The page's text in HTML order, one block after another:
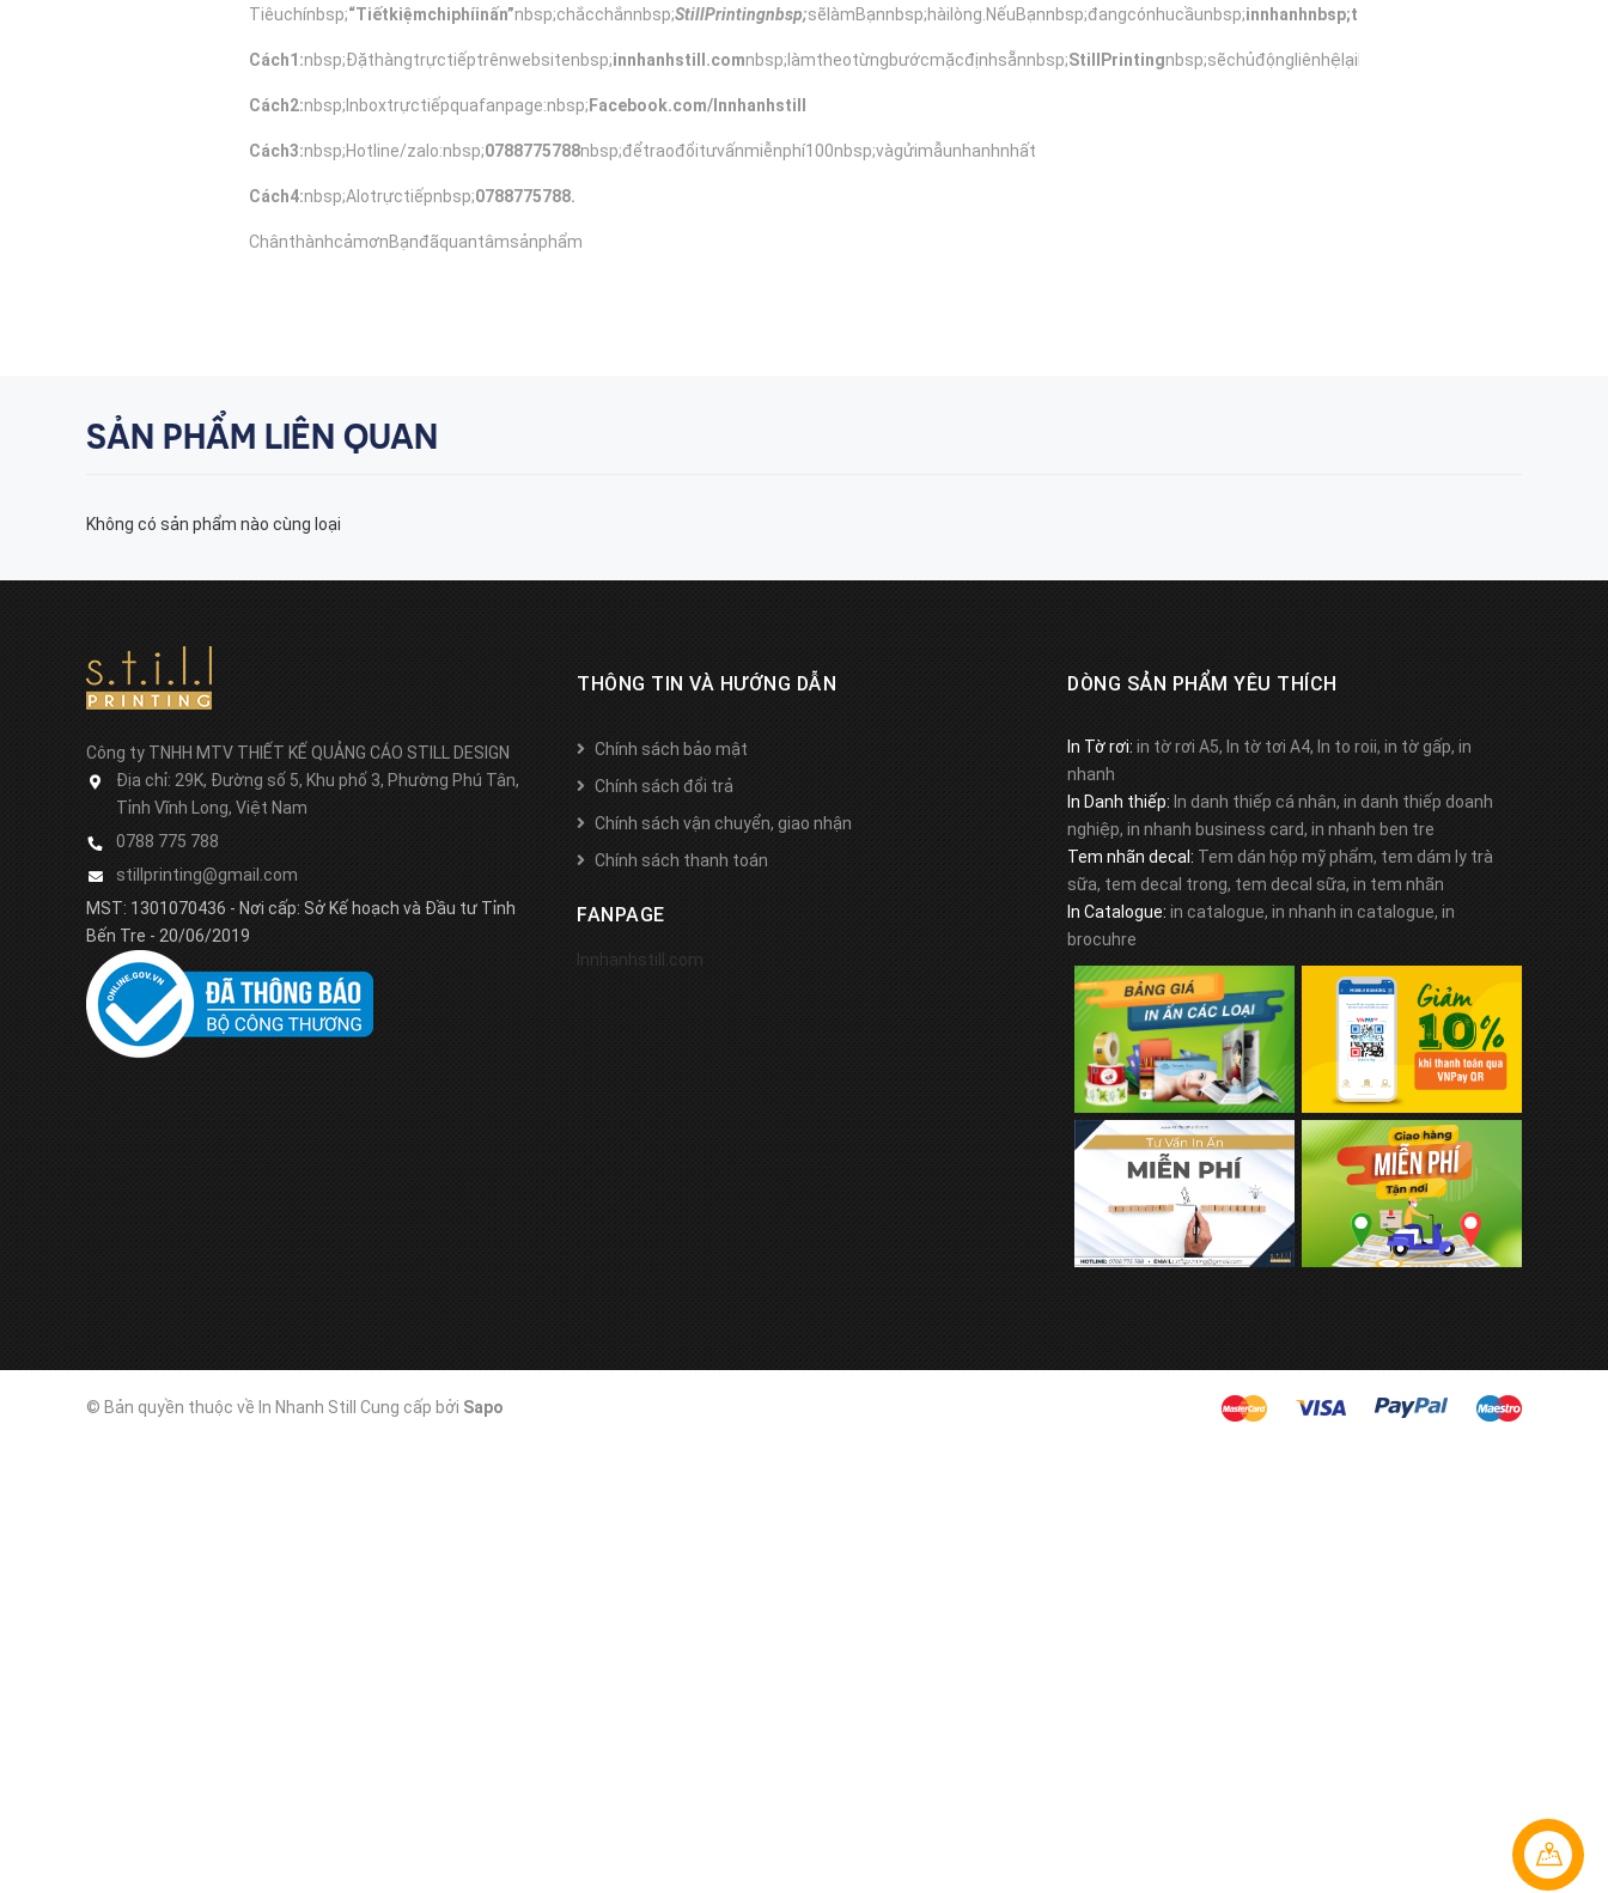
Tiêuchínbsp;“Tiếtkiệmchiphíinấn”nbsp;chắcchắnnbsp;StillPrintingnbsp;sẽlàmBạnnbsp;hàilòng.NếuBạnnbsp;đangcónhucầunbsp;innhanhnbsp;tờrơi
Cách1:nbsp;Đặthàngtrựctiếptrênwebsitenbsp;innhanhstill.comnbsp;làmtheotừngbướcmặcđịnhsẵnnbsp;StillPrintingnbsp;sẽchủđộngliênhệlạiBạntrongthờigiansớmnhất.
Cách2:nbsp;Inboxtrựctiếpquafanpage:nbsp; Facebook.com/Innhanhstill
Cách3:nbsp;Hotline/zalo:nbsp;0788775788nbsp;đểtraođổitưvấnmiễnphí100nbsp;vàgửimẫunhanhnhất
Cách4:nbsp;Alotrựctiếpnbsp;0788775788.
ChânthànhcảmơnBạnđãquantâmsảnphẩm
SẢN PHẨM LIÊN QUAN
Không có sản phẩm nào cùng loại
Công ty TNHH MTV THIẾT KẾ QUẢNG CÁO STILL DESIGN
Địa chỉ: 29K, Đường số 5, Khu phố 3, Phường Phú Tân,
Tỉnh Vĩnh Long, Việt Nam
0788 775 788
stillprinting@gmail.com
MST: 1301070436 - Nơi cấp: Sở Kế hoạch và Đầu tư Tỉnh
Bến Tre - 20/06/2019
THÔNG TIN VÀ HƯỚNG DẪN
Chính sách bảo mật
Chính sách đổi trả
Chính sách vận chuyển, giao nhận
Chính sách thanh toán
FANPAGE
Innhanhstill.com
DÒNG SẢN PHẨM YÊU THÍCH
In Tờ rơi: in tờ rơi A5, In tờ tơi A4, In to roii, in tờ gấp, in
nhanh
In Danh thiếp: In danh thiếp cá nhân, in danh thiếp doanh
nghiệp, in nhanh business card, in nhanh ben tre
Tem nhãn decal: Tem dán hộp mỹ phẩm, tem dám ly trà
sữa, tem decal trong, tem decal sữa, in tem nhãn
In Catalogue: in catalogue, in nhanh in catalogue, in
brocuhre
© Bản quyền thuộc về In Nhanh Still Cung cấp bởi Sapo
Liên hệ